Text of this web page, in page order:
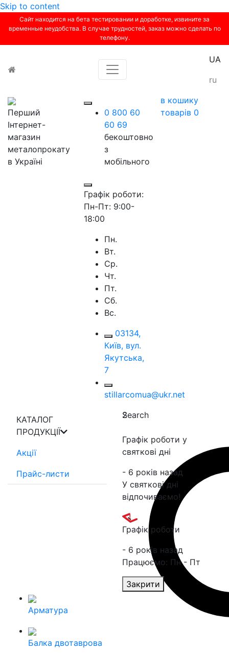
Skip to content
Сайт находится на бета тестировании и доработке, извините за
временные неудобства. В случае трудностей, заказ можно сделать по
телефону.
Toggle navigation
UA
ru
Перший
Інтернет-
магазин
металопрокату
в Україні
0 800 60
60 69
бекоштовно
з
мобільного
Графік роботи:
Пн-Пт: 9:00-
18:00
Пн.
Вт.
Ср.
Чт.
Пт.
Сб.
Вс.
03134,
Київ, вул.
Якутська,
7
stillarcomua@ukr.net
в кошику
товарів 0
КАТАЛОГ
ПРОДУКЦІЇ
Акції
Прайс-листи
Search
2
Графік роботи у
святкові дні
- 6 років назад
У святкові дні
відпочиваємо!
Графік роботи
- 6 років назад
Працюємо: Пн - Пт
Закрити
Арматура
Балка двотаврова